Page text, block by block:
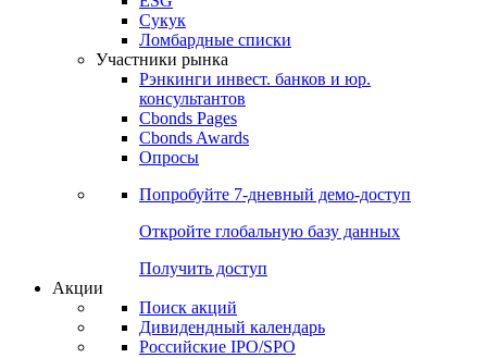
Сукук
Ломбардные списки
Участники рынка
Рэнкинги инвест. банков и юр.
консультантов
Cbonds Pages
Cbonds Awards
Опросы
Попробуйте 7-дневный демо-доступ
Откройте глобальную базу данных
Получить доступ
Акции
Поиск акций
Дивидендный календарь
Российские IPO/SPO